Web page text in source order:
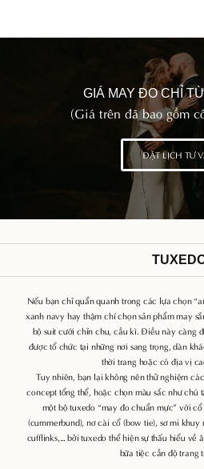
GIÁ MAY ĐO CHỈ
(Giá trên đã bao gồm
ĐẶT LỊCH TƯ
Nếu bạn chỉ quẩn quanh trong các lựa chọn
xanh navy hay thậm chí chọn sản phẩm may
bộ suit cưới chỉn chu, cầu kì. Điều này càng
được tổ chức tại những nơi sang trọng, dàn
thời trang hoặc có địa vị
Tuy nhiên, bạn lại không nên thử nghiệm
concept tổng thể, hoặc chọn màu sắc như chú
một bộ tuxedo “may đo chuẩn mực” với
(cummerbund), nơ cài cổ (bow tie), sơ mi
cufflinks,… bởi tuxedo thể hiện sự thấu hiểu về
bữa tiệc cần độ trang